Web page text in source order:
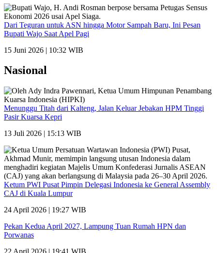
Dari Teguran untuk ASN hingga Motor Sampah Baru, Ini Pesan
Bupati Wajo Saat Apel Pagi
15 Juni 2026 | 10:32 WIB
Nasional
Menunggu Titah dari Kalteng, Jalan Keluar Jebakan HPM Tinggi
Pasir Kuarsa Kepri
13 Juli 2026 | 15:13 WIB
Ketum PWI Pusat Pimpin Delegasi Indonesia ke General Assembly
CAJ di Kuala Lumpur
24 April 2026 | 19:27 WIB
Pekan Kedua April 2027, Lampung Tuan Rumah HPN dan
Porwanas